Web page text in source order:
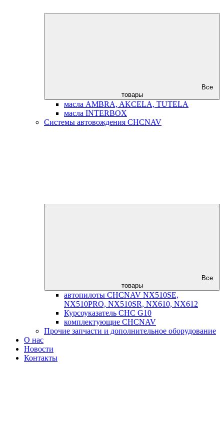
Все
товары
масла AMBRA, AKCELA, TUTELA
масла INTERBOX
Системы автовождения CHCNAV
Все
товары
автопилоты CHCNAV NX510SE,
NX510PRO, NX510SR, NX610, NX612
Курсоуказатель CHC G10
комплектующие CHCNAV
Прочие запчасти и дополнительное оборудование
О нас
Новости
Контакты